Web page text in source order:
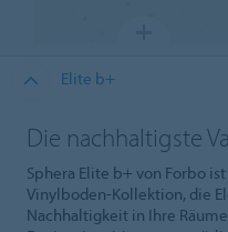
Elite b+
Die nachhaltigste
Sphera Elite b+ von Forbo
Vinylboden-Kollektion, die
Nachhaltigkeit in Ihre